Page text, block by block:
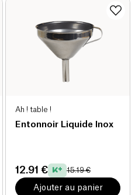
Ah ! table !
Entonnoir Liquide Inox
12.91 € 15.19 €
Ajouter au panier